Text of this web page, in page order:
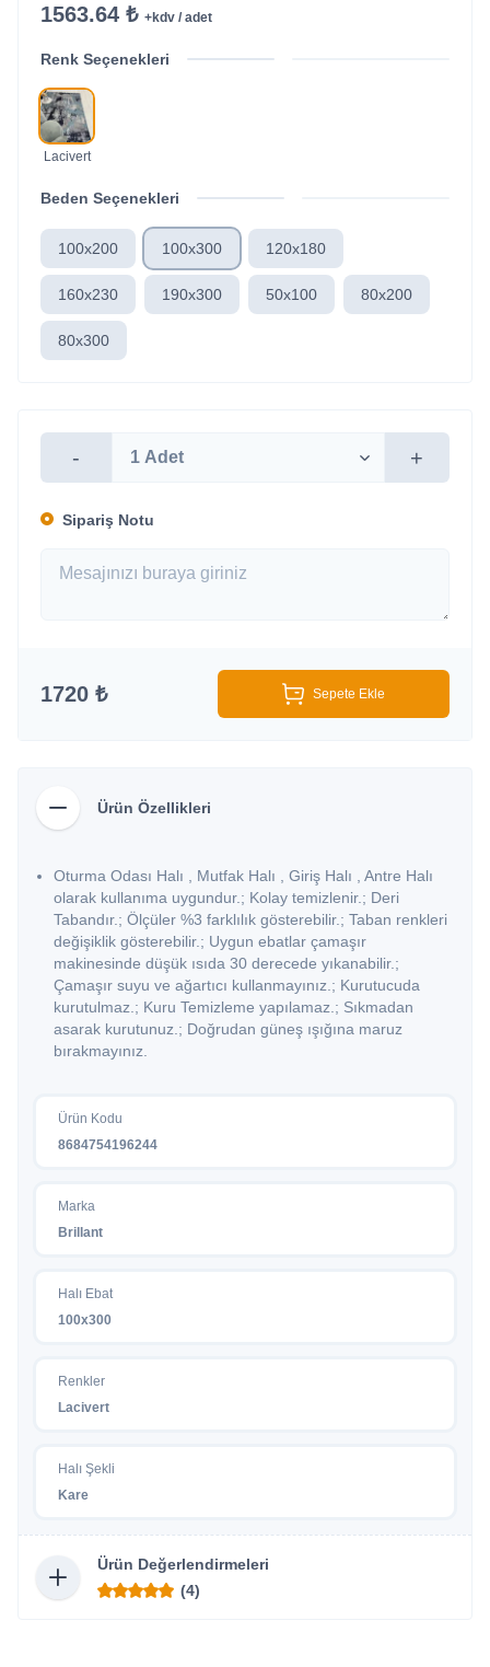
1563.64 ₺ +kdv / adet
Renk Seçenekleri
Lacivert
Beden Seçenekleri
100x200 100x300 120x180
160x230 190x300 50x100 80x200
80x300
- +
Sipariş Notu
1720 ₺ Sepete Ekle
Ürün Özellikleri
Oturma Odası Halı , Mutfak Halı , Giriş Halı , Antre Halı
olarak kullanıma uygundur.; Kolay temizlenir.; Deri
Tabandır.; Ölçüler %3 farklılık gösterebilir.; Taban renkleri
değişiklik gösterebilir.; Uygun ebatlar çamaşır
makinesinde düşük ısıda 30 derecede yıkanabilir.;
Çamaşır suyu ve ağartıcı kullanmayınız.; Kurutucuda
kurutulmaz.; Kuru Temizleme yapılamaz.; Sıkmadan
asarak kurutunuz.; Doğrudan güneş ışığına maruz
bırakmayınız.
Ürün Kodu
8684754196244
Marka
Brillant
Halı Ebat
100x300
Renkler
Lacivert
Halı Şekli
Kare
Ürün Değerlendirmeleri
(4)